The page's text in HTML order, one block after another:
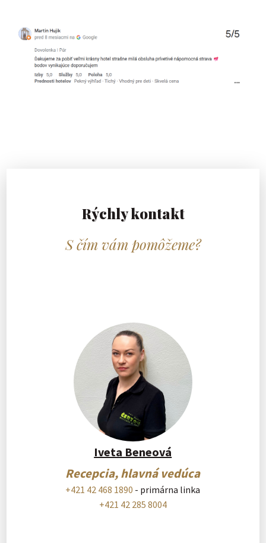
Rýchly kontakt
S čím vám pomôžeme?
Iveta Beneová
Recepcia, hlavná vedúca
+421 42 468 1890 - primárna linka
+421 42 285 8004